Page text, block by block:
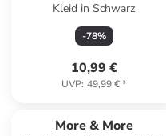
Kleid in Schwarz
-78%
10,99 €
UVP: 49,99 €*
More & More